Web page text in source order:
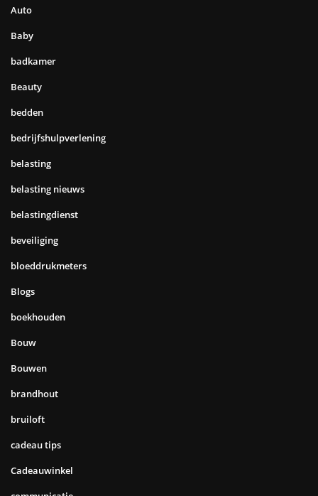
Auto
Baby
badkamer
Beauty
bedden
bedrijfshulpverlening
belasting
belasting nieuws
belastingdienst
beveiliging
bloeddrukmeters
Blogs
boekhouden
Bouw
Bouwen
brandhout
bruiloft
cadeau tips
Cadeauwinkel